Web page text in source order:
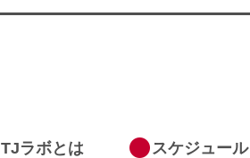
TJラボとは スケジュール